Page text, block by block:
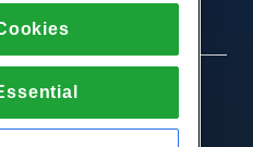
une HostPapa Inc.